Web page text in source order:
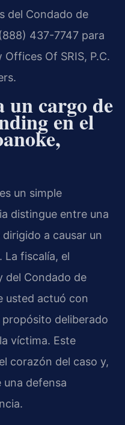
del Condado de
437-7747 para
Of SRIS, P.C.
un cargo de
en el
un simple
distingue entre una
a causar un
La fiscalía, el
del Condado de
usted actuó con
deliberado
víctima. Este
corazón del caso y,
una defensa